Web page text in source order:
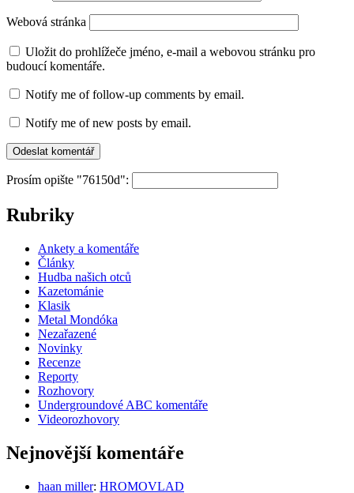
Webová stránka
Uložit do prohlížeče jméno, e-mail a webovou stránku pro
budoucí komentáře.
Notify me of follow-up comments by email.
Notify me of new posts by email.
Prosím opište "76150d":
Rubriky
Ankety a komentáře
Články
Hudba našich otců
Kazetománie
Klasik
Metal Mondóka
Nezařazené
Novinky
Recenze
Reporty
Rozhovory
Undergroundové ABC komentáře
Videorozhovory
Nejnovější komentáře
haan miller: HROMOVLAD